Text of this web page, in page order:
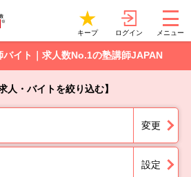
キープ ログイン メニュー
バイト｜求人数No.1の塾講師JAPAN
人・バイトを絞り込む】
変更
設定